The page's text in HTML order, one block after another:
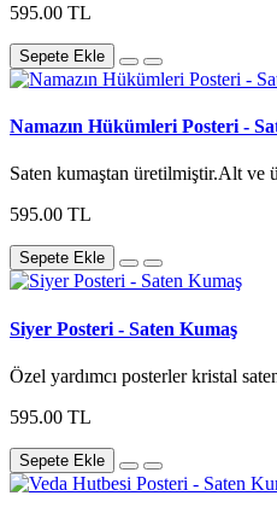
595.00 TL
Sepete Ekle
Namazın Hükümleri Posteri -
Saten kumaştan üretilmiştir.Alt ve
595.00 TL
Sepete Ekle
Siyer Posteri - Saten Kumaş
Özel yardımcı posterler kristal
595.00 TL
Sepete Ekle